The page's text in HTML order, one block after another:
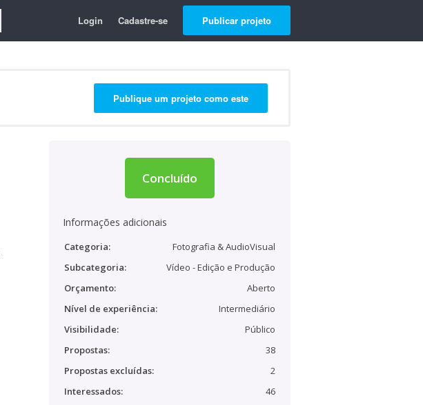
Login Cadastre-se Publicar projeto
Publique um projeto como este
Concluído
Informações adicionais
Categoria:
Fotografia & AudioVisual
Subcategoria:
Vídeo - Edição e Produção
Orçamento:
Aberto
Nível de experiência:
Intermediário
Visibilidade:
Público
Propostas:
38
Propostas excluídas:
2
Interessados:
46